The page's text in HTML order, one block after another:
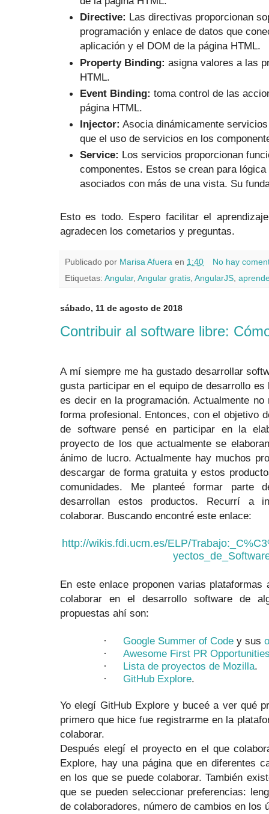
Directive: Las directivas proporcionan
programación y enlace de datos que
aplicación y el DOM de la página HTML.
Property Binding: asigna valores a las
HTML.
Event Binding: toma control de las
página HTML.
Injector: Asocia dinámicamente
que el uso de servicios en los
Service: Los servicios proporcionan
componentes. Estos se crean para
asociados con más de una vista. Su
Esto es todo. Espero facilitar el
agradecen los cometarios y preguntas.
Publicado por Marisa Afuera en 1:40
No hay
Etiquetas: Angular, Angular gratis, AngularJS,
sábado, 11 de agosto de 2018
Contribuir al software libre:
A mí siempre me ha gustado desarrollar
gusta participar en el equipo de desarrollo
es decir en la programación. Actualmente
forma profesional. Entonces, con el objetivo
de software pensé en participar en la
proyecto de los que actualmente se
ánimo de lucro. Actualmente hay muchos
descargar de forma gratuita y estos
comunidades. Me planteé formar parte
desarrollan estos productos. Recurrí a
colaborar. Buscando encontré este enlace:
http://wikis.fdi.ucm.es/ELP/
En este enlace proponen varias
colaborar en el desarrollo software de
propuestas ahí son:
· Google Summer of Code y sus
·
Awesome First PR
·
Lista de proyectos de Mozilla.
·
GitHub Explore.
Yo elegí GitHub Explore y buceé a ver qué
primero que hice fue registrarme en la
colaborar.
Después elegí el proyecto en el que
Explore, hay una página que en diferentes
en los que se puede colaborar. También
que se pueden seleccionar preferencias:
de colaboradores, número de cambios en los